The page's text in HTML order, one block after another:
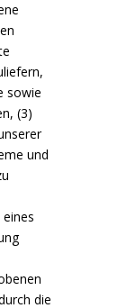
sowie
(3)
und
die